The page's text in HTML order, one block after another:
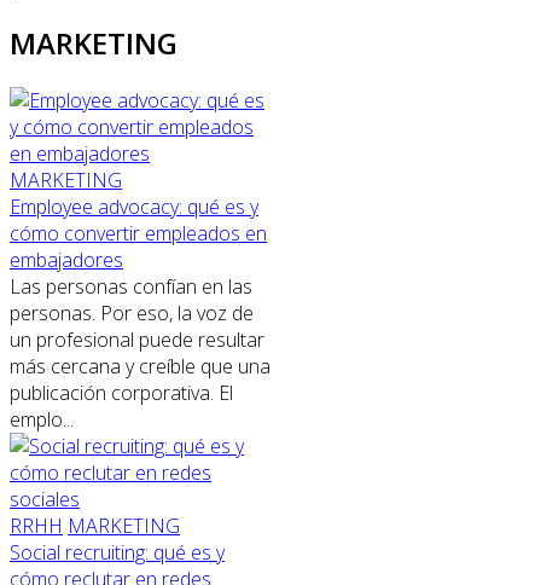
MARKETING
MARKETING
Employee advocacy: qué es y
cómo convertir empleados en
embajadores
Las personas confían en las
personas. Por eso, la voz de
un profesional puede resultar
más cercana y creíble que una
publicación corporativa. El
emplo...
RRHH MARKETING
Social recruiting: qué es y
cómo reclutar en redes